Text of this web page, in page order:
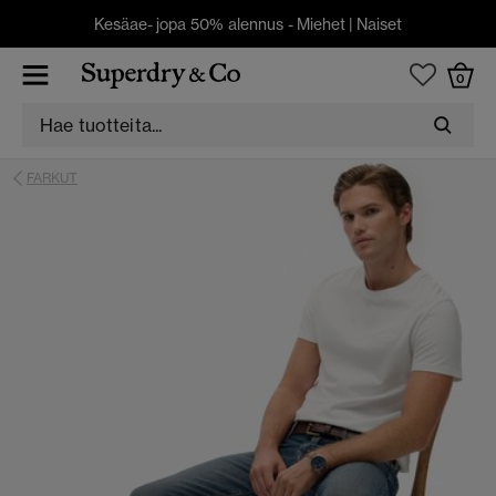
Kesäae- jopa 50% alennus - Miehet | Naiset
0
FARKUT